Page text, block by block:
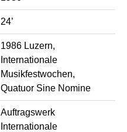
24’
1986 Luzern,
Internationale
Musikfestwochen,
Quatuor Sine Nomine
Auftragswerk
Internationale